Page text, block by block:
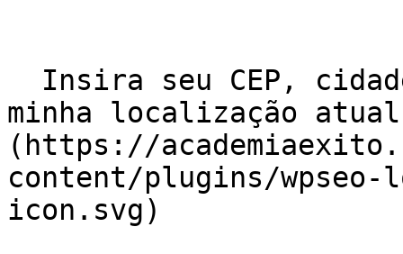
minha localização
(https://
content/plugins/
icon.svg)